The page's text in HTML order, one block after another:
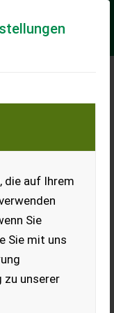
die auf Ihrem
Sie
Sie mit uns
zu unserer
–
für Zwiebeln und
Spurweite 1 x